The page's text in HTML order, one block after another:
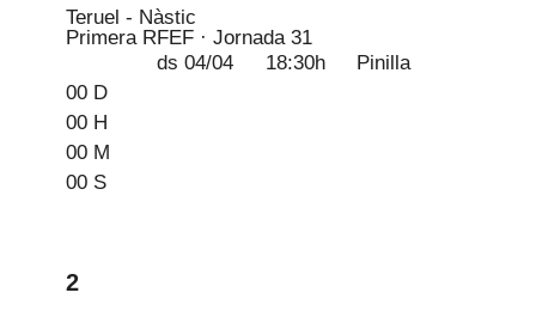
Teruel - Nàstic
Primera RFEF · Jornada 31
ds 04/04
18:30h
Pinilla
00 D
00 H
00 M
00 S
2